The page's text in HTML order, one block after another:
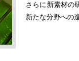
さらに新素材の
新たな分野への